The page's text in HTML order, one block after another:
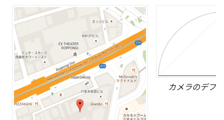
カメラのデフ